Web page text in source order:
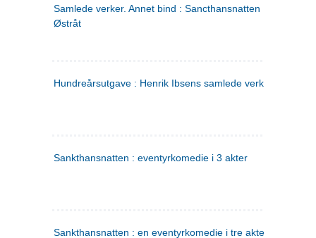
Samlede verker. Annet bind : Sancthansnatten ; Fru Inger
Østråt
Hundreårsutgave : Henrik Ibsens samlede verker. 2
Sankthansnatten : eventyrkomedie i 3 akter
Sankthansnatten : en eventyrkomedie i tre akter